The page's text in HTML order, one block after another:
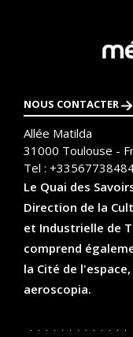
NOUS CONTACTER
Allée Matilda
31000 Toulouse -
Tel :
Le Quai des
Direction de la
et Industrielle de
comprend
la Cité de
aeroscopia.